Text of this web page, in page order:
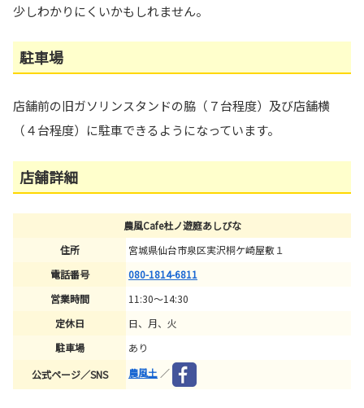
少しわかりにくいかもしれません。
駐車場
店舗前の旧ガソリンスタンドの脇（７台程度）及び店舗横
（４台程度）に駐車できるようになっています。
店舗詳細
農風Cafe杜ノ遊庭あしびな
住所
宮城県仙台市泉区実沢桐ケ崎屋敷１
電話番号
080-1814-6811
営業時間
11:30～14:30
定休日
日、月、火
駐車場
あり
公式ページ／SNS
農風土 ／